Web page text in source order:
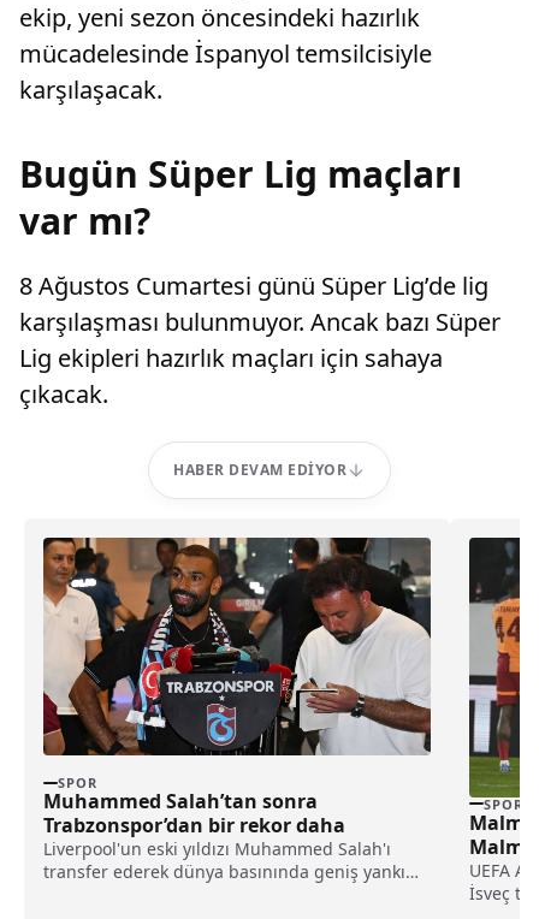
ekip, yeni sezon öncesindeki hazırlık
mücadelesinde İspanyol temsilcisiyle
karşılaşacak.
Bugün Süper Lig maçları
var mı?
8 Ağustos Cumartesi günü Süper Lig’de lig
karşılaşması bulunmuyor. Ancak bazı Süper
Lig ekipleri hazırlık maçları için sahaya
çıkacak.
HABER DEVAM EDIYOR
SPOR
Muhammed Salah’tan sonra
Trabzonspor’dan bir rekor daha
Liverpool'un eski yıldızı Muhammed Salah'ı
transfer ederek dünya basınında geniş yankı
SPOR
Malmö
UEFA
İsveç